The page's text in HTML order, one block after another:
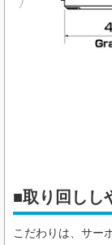
■取り回しし
こだわりは、サー